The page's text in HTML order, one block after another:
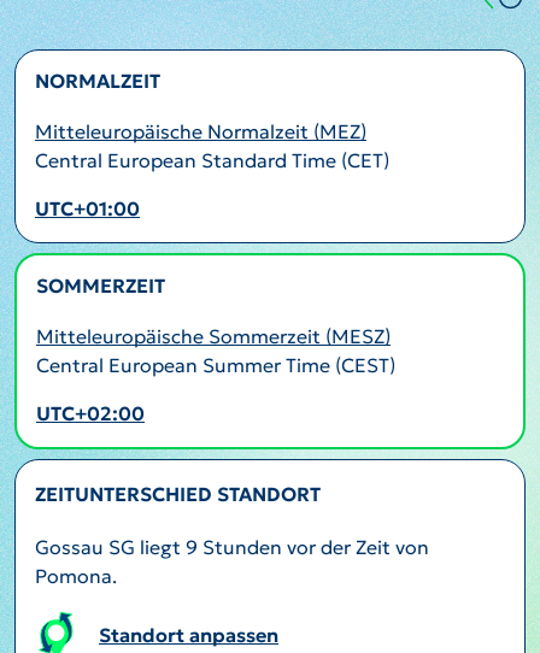
NORMALZEIT
Mitteleuropäische Normalzeit (MEZ)
Central European Standard Time (CET)
UTC+01:00
SOMMERZEIT
Mitteleuropäische Sommerzeit (MESZ)
Central European Summer Time (CEST)
UTC+02:00
ZEITUNTERSCHIED STANDORT
Gossau SG liegt 9 Stunden vor der Zeit von
Pomona.
Standort anpassen